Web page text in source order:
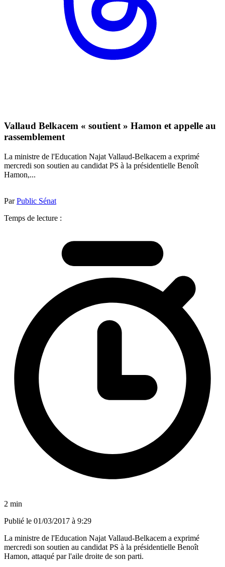
Vallaud Belkacem « soutient » Hamon et appelle au
rassemblement
La ministre de l'Education Najat Vallaud-Belkacem a exprimé
mercredi son soutien au candidat PS à la présidentielle Benoît
Hamon,...
ParPublic Sénat
Temps de lecture :
2 min
Publié le 01/03/2017 à 9:29
La ministre de l'Education Najat Vallaud-Belkacem a exprimé
mercredi son soutien au candidat PS à la présidentielle Benoît
Hamon, attaqué par l'aile droite de son parti.